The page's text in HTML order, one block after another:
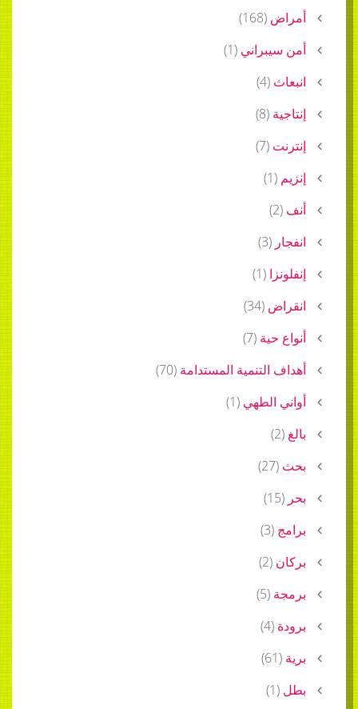
أمراض (
168
)
أمن سيبراني (
1
)
انبعاث (
4
)
إنتاجية (
8
)
إنترنت (
7
)
إنزيم (
1
)
أنف (
2
)
انفجار (
3
)
إنفلونزا (
1
)
انقراض (
34
)
أنواع حية (
7
)
أهداف التنمية المستدامة (
70
)
أواني الطهي (
1
)
بالغ (
2
)
بحث (
27
)
بحر (
15
)
برامج (
3
)
بركان (
2
)
برمجة (
5
)
برودة (
4
)
برية (
61
)
بطل (
1
)